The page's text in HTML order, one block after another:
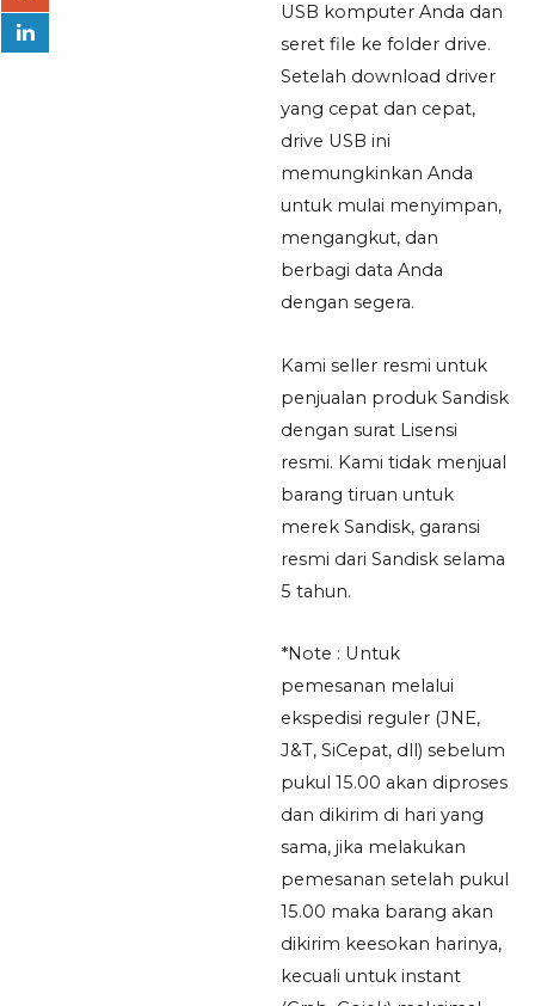
USB komputer Anda dan
seret file ke folder drive.
Setelah download driver
yang cepat dan cepat,
drive USB ini
memungkinkan Anda
untuk mulai menyimpan,
mengangkut, dan
berbagi data Anda
dengan segera.
Kami seller resmi untuk
penjualan produk Sandisk
dengan surat Lisensi
resmi. Kami tidak menjual
barang tiruan untuk
merek Sandisk, garansi
resmi dari Sandisk selama
5 tahun.
*Note : Untuk
pemesanan melalui
ekspedisi reguler (JNE,
J&T, SiCepat, dll) sebelum
pukul 15.00 akan diproses
dan dikirim di hari yang
sama, jika melakukan
pemesanan setelah pukul
15.00 maka barang akan
dikirim keesokan harinya,
kecuali untuk instant